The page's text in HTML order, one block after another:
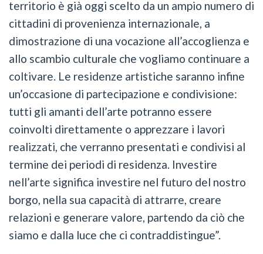
territorio è già oggi scelto da un ampio numero di
cittadini di provenienza internazionale, a
dimostrazione di una vocazione all’accoglienza e
allo scambio culturale che vogliamo continuare a
coltivare. Le residenze artistiche saranno infine
un’occasione di partecipazione e condivisione:
tutti gli amanti dell’arte potranno essere
coinvolti direttamente o apprezzare i lavori
realizzati, che verranno presentati e condivisi al
termine dei periodi di residenza. Investire
nell’arte significa investire nel futuro del nostro
borgo, nella sua capacità di attrarre, creare
relazioni e generare valore, partendo da ciò che
siamo e dalla luce che ci contraddistingue”.